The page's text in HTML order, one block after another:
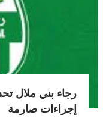
رجاء بني ملال
إجراءات صارمة